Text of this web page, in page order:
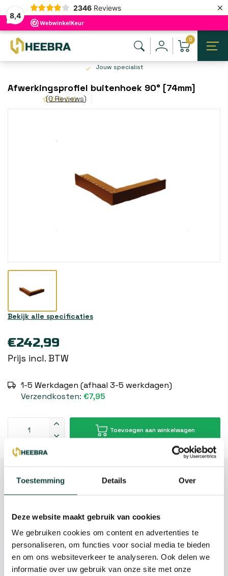
Toestemming Details Over
Deze website maakt gebruik van cookies
We gebruiken cookies om content en advertenties te
personaliseren, om functies voor social media te bieden
en om ons websiteverkeer te analyseren. Ook delen we
informatie over uw gebruik van onze site met onze
8,4
2346 Reviews ×
0
Jouw specialist
Afwerkingsprofiel buitenhoek 90° [74mm]
(0 Reviews)
Bekijk alle specificaties
€242,99
Prijs incl. BTW
1-5 Werkdagen (afhaal 3-5 werkdagen)
Verzendkosten: €7,95
Toevoegen aan winkelwagen
Reviews
Kunnen we je helpen?